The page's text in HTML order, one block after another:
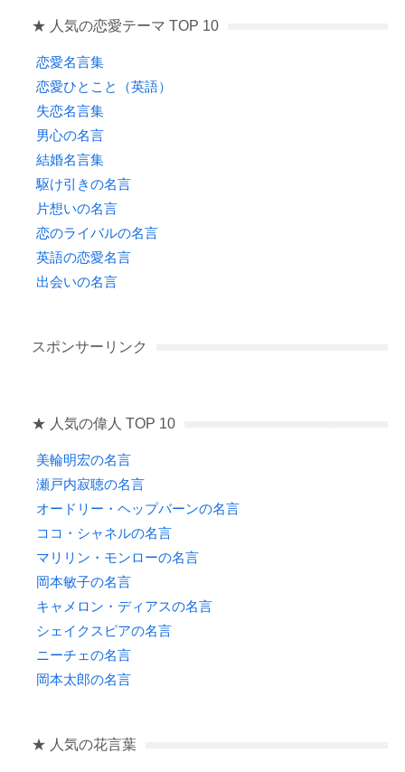
★ 人気の恋愛テーマ TOP 10
恋愛名言集
恋愛ひとこと（英語）
失恋名言集
男心の名言
結婚名言集
駆け引きの名言
片想いの名言
恋のライバルの名言
英語の恋愛名言
出会いの名言
スポンサーリンク
★ 人気の偉人 TOP 10
美輪明宏の名言
瀬戸内寂聴の名言
オードリー・ヘップバーンの名言
ココ・シャネルの名言
マリリン・モンローの名言
岡本敏子の名言
キャメロン・ディアスの名言
シェイクスピアの名言
ニーチェの名言
岡本太郎の名言
★ 人気の花言葉